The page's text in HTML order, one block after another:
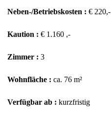
Neben-/Betriebskosten : € 220,-
Kaution : € 1.160 ,-
Zimmer : 3
Wohnfläche : ca. 76 m²
Verfügbar ab : kurzfristig